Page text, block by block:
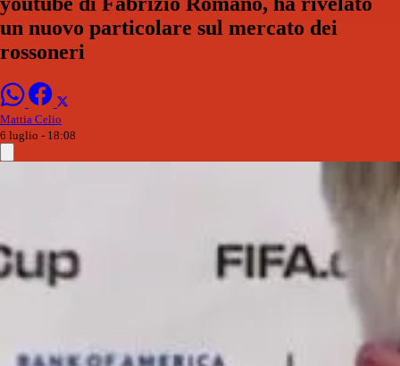
un nuovo particolare sul mercato dei
rossoneri
Mattia Celio
6 luglio - 18:08